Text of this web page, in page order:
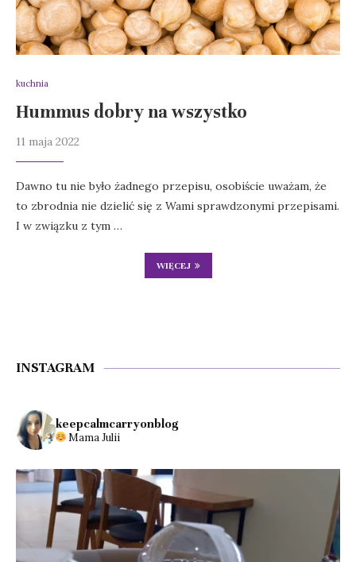
kuchnia
Hummus dobry na wszystko
11 maja 2022
Dawno tu nie było żadnego przepisu, osobiście uważam, że
to zbrodnia nie dzielić się z Wami sprawdzonymi przepisami.
I w związku z tym …
WIĘCEJ
INSTAGRAM
keepcalmcarryonblog
Mama Julii